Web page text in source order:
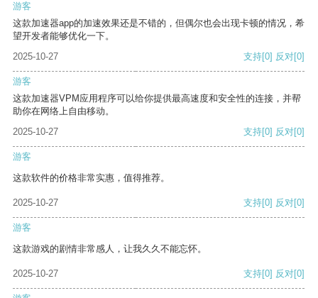
游客
这款加速器app的加速效果还是不错的，但偶尔也会出现卡顿的情况，希
望开发者能够优化一下。
2025-10-27
支持[0] 反对[0]
游客
这款加速器VPM应用程序可以给你提供最高速度和安全性的连接，并帮
助你在网络上自由移动。
2025-10-27
支持[0] 反对[0]
游客
这款软件的价格非常实惠，值得推荐。
2025-10-27 支持[0] 反对[0]
游客
这款游戏的剧情非常感人，让我久久不能忘怀。
2025-10-27 支持[0] 反对[0]